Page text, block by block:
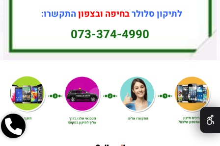
לתיקון סלולרבחיפה ובצפוןהתקשרו:
073-374-4990
✕